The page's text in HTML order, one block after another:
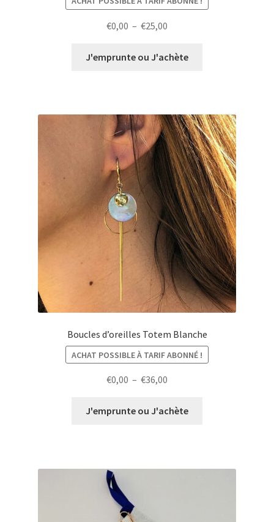
€0,00 – €25,00
prix :
J'emprunte ou J'achète
Boucles d’oreilles Totem Blanche
ACHAT POSSIBLE À TARIF ABONNÉ !
€0,00 – €36,00
prix :
J'emprunte ou J'achète